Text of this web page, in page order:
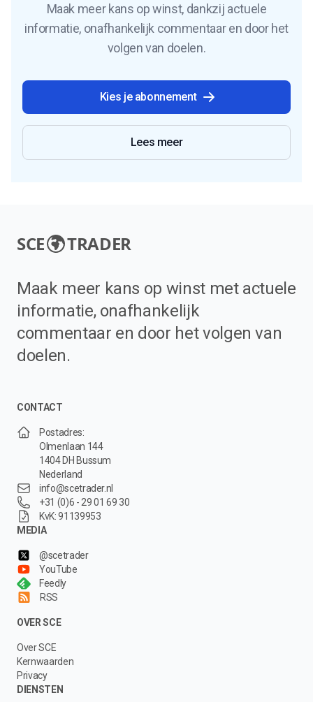
Maak meer kans op winst, dankzij actuele
informatie, onafhankelijk commentaar en door het
volgen van doelen.
Kies je abonnement
Lees meer
SCE TRADER
Maak meer kans op winst met actuele
informatie, onafhankelijk
commentaar en door het volgen van
doelen.
CONTACT
Postadres:
Olmenlaan 144
1404 DH Bussum
Nederland
info@scetrader.nl
+31 (0)6 - 29 01 69 30
KvK: 91139953
MEDIA
@scetrader
YouTube
Feedly
RSS
OVER SCE
Over SCE
Kernwaarden
Privacy
DIENSTEN